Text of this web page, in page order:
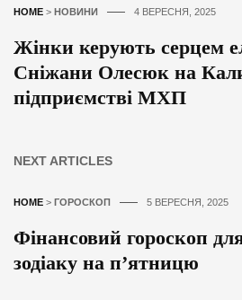
HOME > НОВИНИ 4 ВЕРЕСНЯ, 2025
Жінки керують серцем
Сніжани Олесюк на
підприємстві МХП
NEXT ARTICLES
HOME > ГОРОСКОП 5 ВЕРЕСНЯ, 2025
Фінансовий гороскоп
зодіаку на п’ятницю